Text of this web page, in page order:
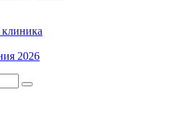
клиника
2026